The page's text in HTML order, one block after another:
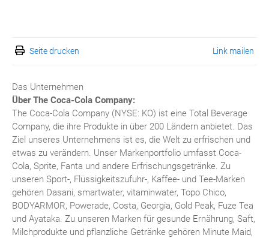
Seite drucken Link mailen
Das Unternehmen
Über The Coca-Cola Company:
The Coca-Cola Company (NYSE: KO) ist eine Total Beverage
Company, die ihre Produkte in über 200 Ländern anbietet. Das
Ziel unseres Unternehmens ist es, die Welt zu erfrischen und
etwas zu verändern. Unser Markenportfolio umfasst Coca-
Cola, Sprite, Fanta und andere Erfrischungsgetränke. Zu
unseren Sport-, Flüssigkeitszufuhr-, Kaffee- und Tee-Marken
gehören Dasani, smartwater, vitaminwater, Topo Chico,
BODYARMOR, Powerade, Costa, Georgia, Gold Peak, Fuze Tea
und Ayataka. Zu unseren Marken für gesunde Ernährung, Saft,
Milchprodukte und pflanzliche Getränke gehören Minute Maid,